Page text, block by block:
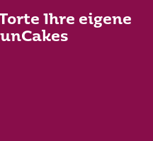
Ihre eigene